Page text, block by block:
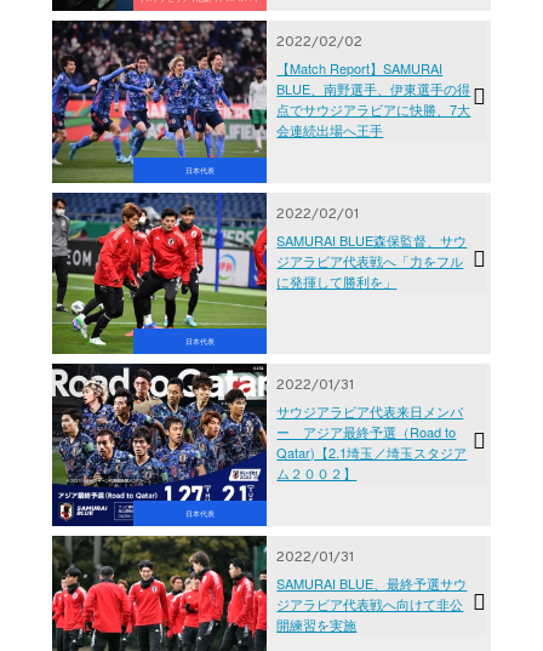
日本代表
2022/02/02
【Match Report】SAMURAI
BLUE、南野選手、伊東選手の得
点でサウジアラビアに快勝、7大
会連続出場へ王手
日本代表
2022/02/01
SAMURAI BLUE森保監督、サウ
ジアラビア代表戦へ「力をフル
に発揮して勝利を」
日本代表
2022/01/31
サウジアラビア代表来日メンバ
ー アジア最終予選（Road to
Qatar)【2.1埼玉／埼玉スタジア
ム２００２】
2022/01/31
SAMURAI BLUE、最終予選サウ
ジアラビア代表戦へ向けて非公
開練習を実施